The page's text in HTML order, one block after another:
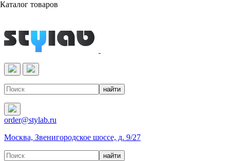
Реактивы & Оборудование
order@stylab.ru
Москва, Звенигородское шоссе, д. 9/27
Каталог товаров